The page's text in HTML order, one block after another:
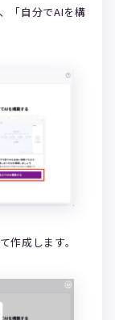
「自分でAIを構
作成します。